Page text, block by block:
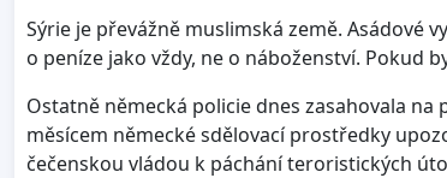
Sýrie je převážně muslimská země. Asádové
o peníze jako vždy, ne o náboženství. Pokud
Ostatně německá policie dnes zasahovala
měsícem německé sdělovací prostředky
čečenskou vládou k páchání teroristických